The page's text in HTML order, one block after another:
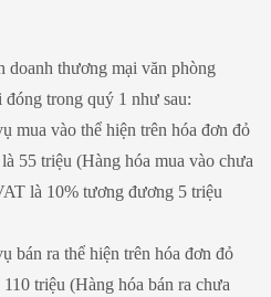
thương mại văn phòng
trong quý 1 như sau:
mua vào thể hiện trên hóa đơn đỏ
55 triệu (Hàng hóa mua vào chưa
là 10% tương đương 5 triệu
bán ra thể hiện trên hóa đơn đỏ
triệu (Hàng hóa bán ra chưa